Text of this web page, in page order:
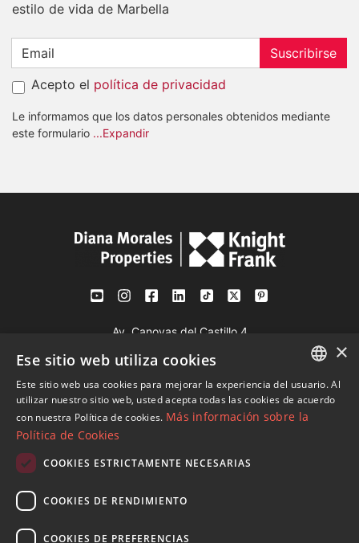
estilo de vida de Marbella
Suscribirse
Acepto el política de privacidad
Le informamos que los datos personales obtenidos mediante
este formulario ...Expandir
Av. Canovas del Castillo 4
29601 Marbella
Ver en mapa
Mob:+34 601 636 766
info@dmproperties.com
ENGLISH
SPANISH
×
Ese sitio web utiliza cookies
Este sitio web usa cookies para mejorar la experiencia del usuario. Al
utilizar nuestro sitio web, usted acepta todas las cookies de acuerdo
con nuestra Política de cookies. Más información sobre la
Política de Cookies
COOKIES ESTRICTAMENTE NECESARIAS
COOKIES DE RENDIMIENTO
COOKIES DE PREFERENCIAS